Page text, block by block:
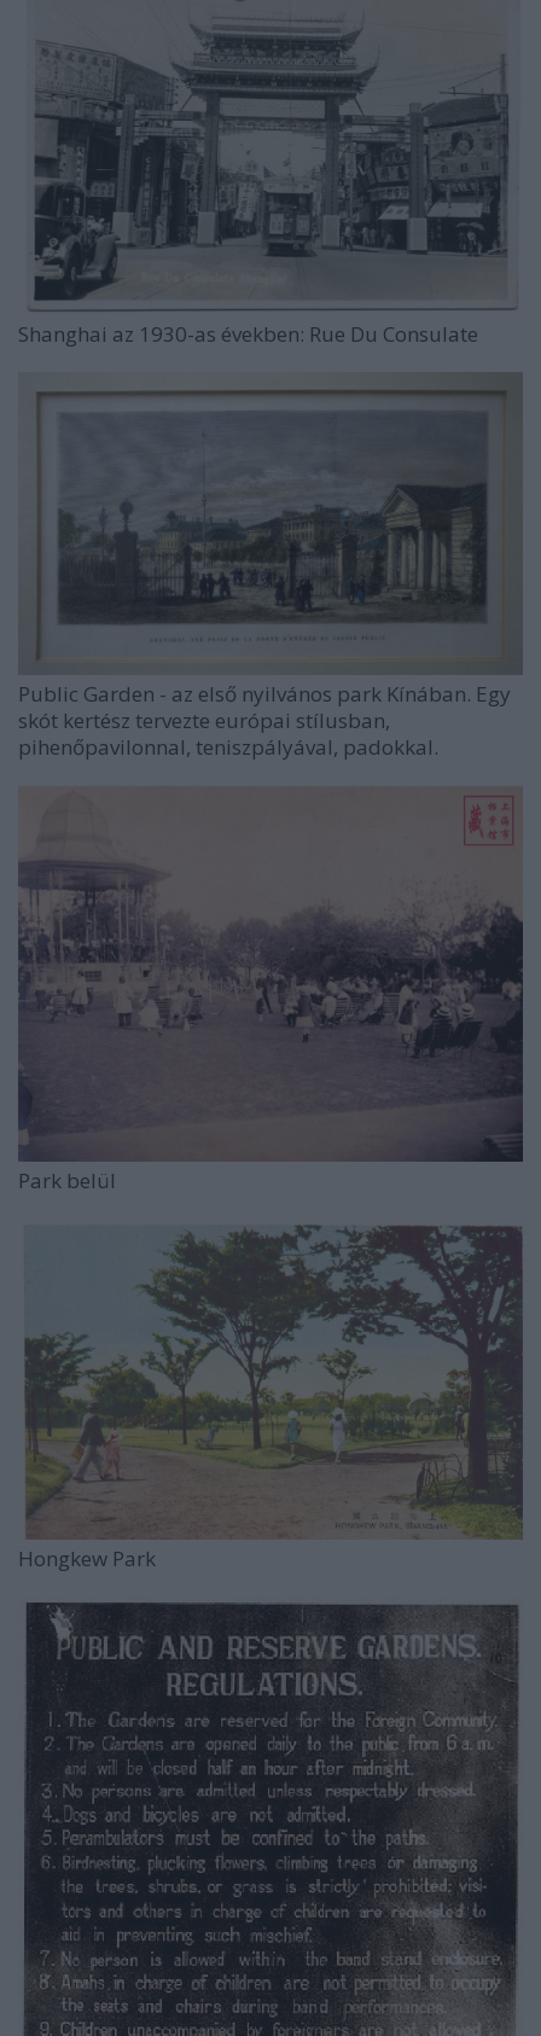
Shanghai az 1930-as években: Rue Du Consulate
Public Garden - az első nyilvános park Kínában. Egy
skót kertész tervezte európai stílusban,
pihenőpavilonnal, teniszpályával, padokkal.
Park belül
Hongkew Park